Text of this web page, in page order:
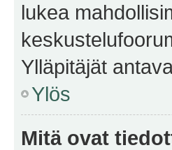
lukea
Ylläpitäjät
Ylös
Mitä ovat